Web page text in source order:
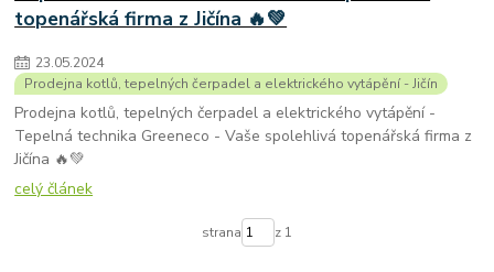
topenářská firma z Jičína 🔥💚
23.05.2024
Prodejna kotlů, tepelných čerpadel a elektrického vytápění - Jičín
Prodejna kotlů, tepelných čerpadel a elektrického vytápění -
Tepelná technika Greeneco - Vaše spolehlivá topenářská firma z
Jičína 🔥💚
celý článek
strana z 1